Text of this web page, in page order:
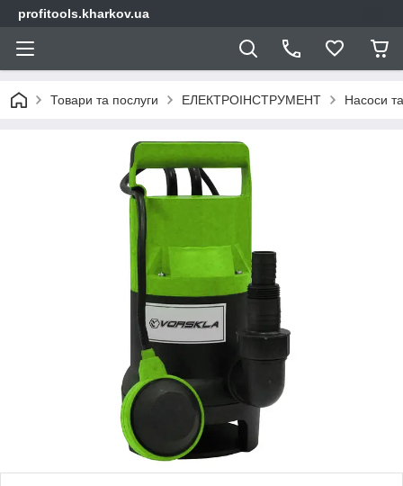
profitools.kharkov.ua
Товари та послуги ЕЛЕКТРОІНСТРУМЕНТ Насоси